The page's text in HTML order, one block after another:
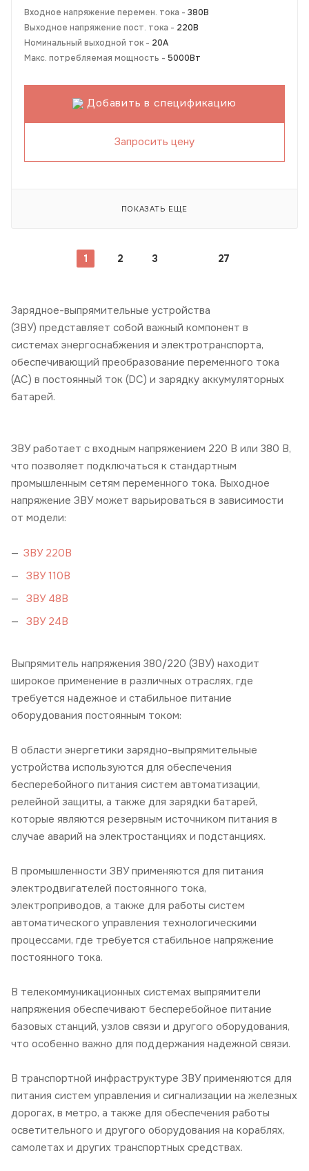
Входное напряжение перемен. тока - 380В
Выходное напряжение пост. тока - 220В
Номинальный выходной ток - 20А
Макс. потребляемая мощность - 5000Вт
Добавить в спецификацию
Запросить цену
ПОКАЗАТЬ ЕЩЕ
1 2 3 27
Зарядное-выпрямительные устройства
(ЗВУ) представляет собой важный компонент в
системах энергоснабжения и электротранспорта,
обеспечивающий преобразование переменного тока
(AC) в постоянный ток (DC) и зарядку аккумуляторных
батарей.
ЗВУ работает с входным напряжением 220 В или 380 В,
что позволяет подключаться к стандартным
промышленным сетям переменного тока. Выходное
напряжение ЗВУ может варьироваться в зависимости
от модели:
ЗВУ 220В
ЗВУ 110В
ЗВУ 48В
ЗВУ 24В
Выпрямитель напряжения 380/220 (ЗВУ) находит
широкое применение в различных отраслях, где
требуется надежное и стабильное питание
оборудования постоянным током:
В области энергетики зарядно-выпрямительные
устройства используются для обеспечения
бесперебойного питания систем автоматизации,
релейной защиты, а также для зарядки батарей,
которые являются резервным источником питания в
случае аварий на электростанциях и подстанциях.
В промышленности ЗВУ применяются для питания
электродвигателей постоянного тока,
электроприводов, а также для работы систем
автоматического управления технологическими
процессами, где требуется стабильное напряжение
постоянного тока.
В телекоммуникационных системах выпрямители
напряжения обеспечивают бесперебойное питание
базовых станций, узлов связи и другого оборудования,
что особенно важно для поддержания надежной связи.
В транспортной инфраструктуре ЗВУ применяются для
питания систем управления и сигнализации на железных
дорогах, в метро, а также для обеспечения работы
осветительного и другого оборудования на кораблях,
самолетах и других транспортных средствах.